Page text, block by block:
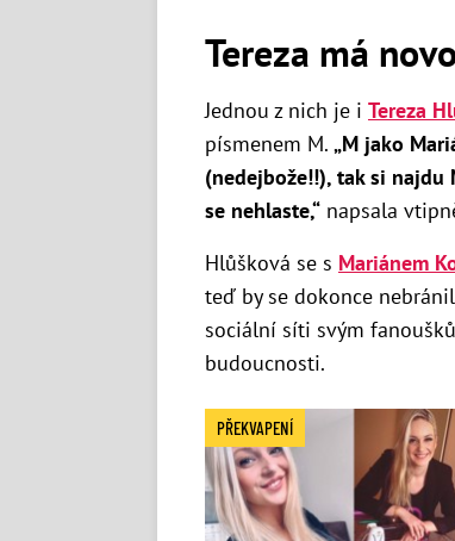
Tereza má
Jednou z nich je i Tereza
písmenem M. „M jako
(nedejbože!!), tak si najdu
se nehlaste,“ napsala
Hlůšková se s Mariánem
teď by se dokonce
sociální síti svým
budoucnosti.
PŘEKVAPENÍ